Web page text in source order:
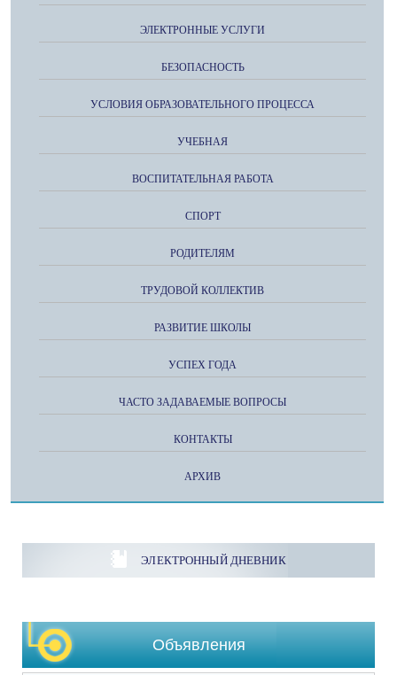
ЭЛЕКТРОННЫЕ УСЛУГИ
БЕЗОПАСНОСТЬ
УСЛОВИЯ ОБРАЗОВАТЕЛЬНОГО ПРОЦЕССА
УЧЕБНАЯ
ВОСПИТАТЕЛЬНАЯ РАБОТА
СПОРТ
РОДИТЕЛЯМ
ТРУДОВОЙ КОЛЛЕКТИВ
РАЗВИТИЕ ШКОЛЫ
УСПЕХ ГОДА
ЧАСТО ЗАДАВАЕМЫЕ ВОПРОСЫ
КОНТАКТЫ
АРХИВ
ЭЛЕКТРОННЫЙ ДНЕВНИК
Объявления